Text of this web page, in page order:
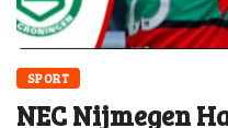
SPORT
NEC Nijmegen